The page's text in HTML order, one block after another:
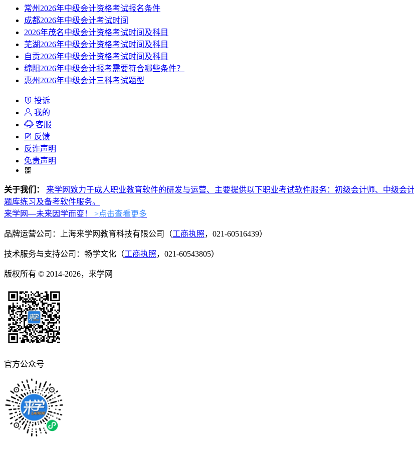
常州2026年中级会计资格考试报名条件
成都2026年中级会计考试时间
2026年茂名中级会计资格考试时间及科目
芜湖2026年中级会计资格考试时间及科目
自贡2026年中级会计资格考试时间及科目
绵阳2026年中级会计报考需要符合哪些条件？
惠州2026年中级会计三科考试题型
投诉
我的
客服
反馈
反诈声明
免责声明
关于我们：
来学网致力于成人职业教育软件的研发与运营、主要提供以下职业考试软件服务：初级会计师、中级
题库练习及备考软件服务。
来学网—未来因学而变！
>点击查看更多
品牌运营公司：上海来学网教育科技有限公司（工商执照，021-60516439）
技术服务与支持公司：畅学文化（工商执照，021-60543805）
版权所有 © 2014-2026，来学网
官方公众号